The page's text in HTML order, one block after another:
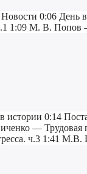
Новости 0:06
1:09 М. В.
истории 0:14
—
ч.3 1:41